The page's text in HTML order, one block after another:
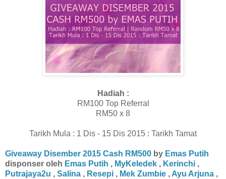
Hadiah :
RM100 Top Referral
RM50 x 8
Tarikh Mula : 1 Dis - 15 Dis 2015 : Tarikh Tamat
Giveaway Disember 2015 Cash RM500 by Emas Putih
disponser oleh Emas Putih , MyKeledek , Kerinchi ,
Putrajaya2u , Salina , Resepi , Mek Zumbie , Ayu Arjuna ,